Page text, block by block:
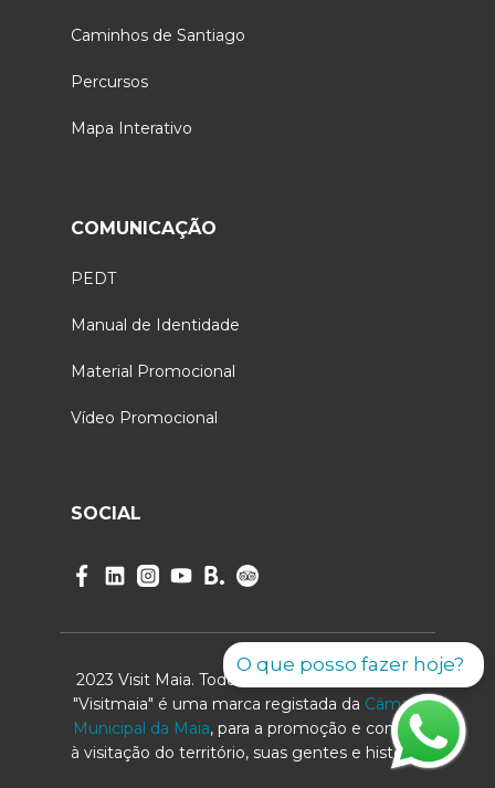
O que posso fazer hoje?
Caminhos de Santiago
Percursos
Mapa Interativo
COMUNICAÇÃO
PEDT
Manual de Identidade
Material Promocional
Vídeo Promocional
SOCIAL
2023 Visit Maia. Todos os direitos reservados.
"Visitmaia" é uma marca registada da Câmara
Municipal da Maia, para a promoção e convite
à visitação do território, suas gentes e história.